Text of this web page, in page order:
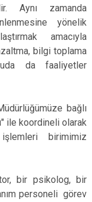
Aynı zamanda
yönelik
amacıyla
bilgi toplama
da faaliyetler
bağlı
ile koordineli olarak
birimimiz
bir psikolog, bir
personeli görev